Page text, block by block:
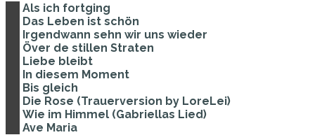
Als ich fortging
Das Leben ist schön
Irgendwann sehn wir uns wieder
Över de stillen Straten
Liebe bleibt
In diesem Moment
Bis gleich
Die Rose (Trauerversion by LoreLei)
Wie im Himmel (Gabriellas Lied)
Ave Maria